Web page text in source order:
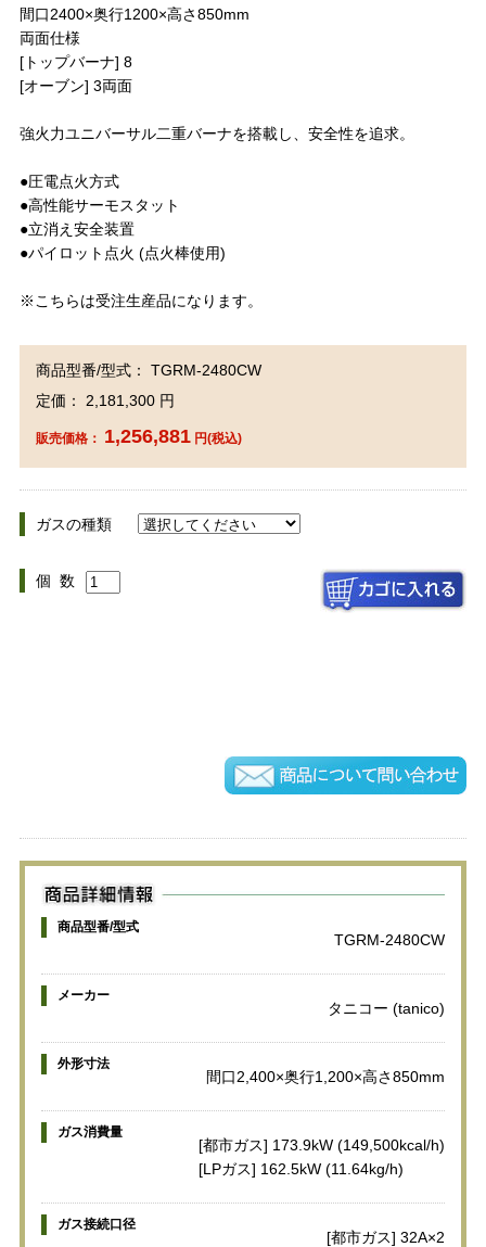
間口2400×奥行1200×高さ850mm
両面仕様
[トップバーナ] 8
[オーブン] 3両面
強火力ユニバーサル二重バーナを搭載し、安全性を追求。
●圧電点火方式
●高性能サーモスタット
●立消え安全装置
●パイロット点火 (点火棒使用)
※こちらは受注生産品になります。
商品型番/型式： TGRM-2480CW
定価： 2,181,300 円
販売価格： 1,256,881円(税込)
ガスの種類
個 数
商品型番/型式
TGRM-2480CW
メーカー
タニコー (tanico)
外形寸法
間口2,400×奥行1,200×高さ850mm
ガス消費量
[都市ガス] 173.9kW (149,500kcal/h)
[LPガス] 162.5kW (11.64kg/h)
ガス接続口径
[都市ガス] 32A×2